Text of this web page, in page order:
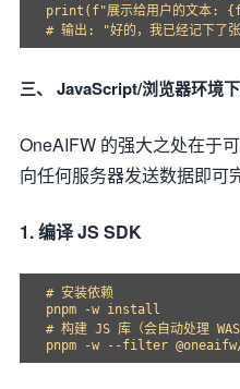
print(f"展示给用户的文本:
三、 JavaScript/浏览器环境
OneAIFW 的强大之处在于
向任何服务器发送数据即可
1. 编译 JS SDK
# 安装依赖
pnpm -w install
# 构建 JS 库（会自动处理